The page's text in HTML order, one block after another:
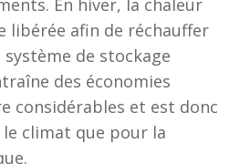
En hiver, la chaleur
libérée afin de réchauffer
de stockage
des économies
considérables et est donc
climat que pour la